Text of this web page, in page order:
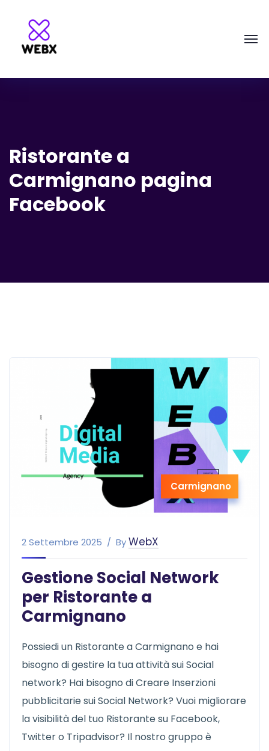
Ristorante a
Carmignano pagina
Facebook
Carmignano
2 Settembre 2025 ByWebX
Gestione Social Network
per Ristorante a
Carmignano
Possiedi un Ristorante a Carmignano e hai
bisogno di gestire la tua attività sui Social
network? Hai bisogno di Creare Inserzioni
pubblicitarie sui Social Network? Vuoi migliorare
la visibilità del tuo Ristorante su Facebook,
Twitter o Tripadvisor? Il nostro gruppo è